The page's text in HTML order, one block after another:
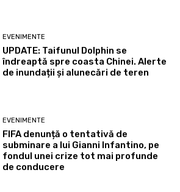
EVENIMENTE
UPDATE: Taifunul Dolphin se
îndreaptă spre coasta Chinei. Alerte
de inundații și alunecări de teren
EVENIMENTE
FIFA denunță o tentativă de
subminare a lui Gianni Infantino, pe
fondul unei crize tot mai profunde
de conducere